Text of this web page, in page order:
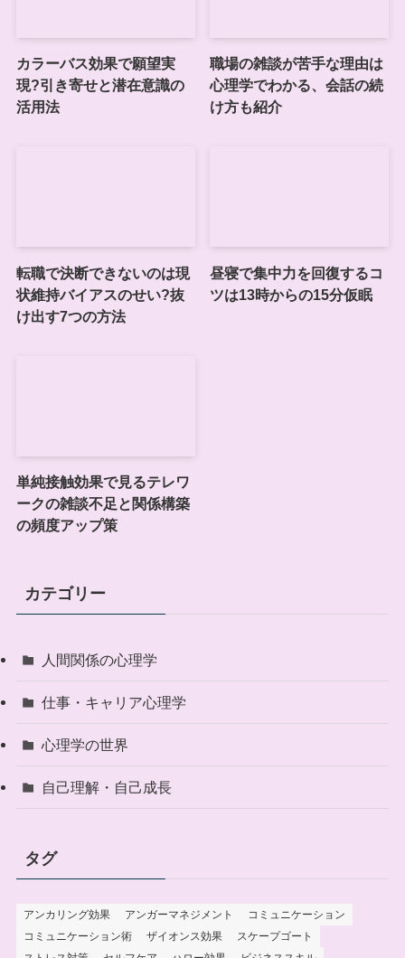
カラーバス効果で願望実
現?引き寄せと潜在意識の
活用法
職場の雑談が苦手な理由は
心理学でわかる、会話の続
け方も紹介
転職で決断できないのは現
状維持バイアスのせい?抜
け出す7つの方法
昼寝で集中力を回復するコ
ツは13時からの15分仮眠
単純接触効果で見るテレワ
ークの雑談不足と関係構築
の頻度アップ策
カテゴリー
人間関係の心理学
仕事・キャリア心理学
心理学の世界
自己理解・自己成長
タグ
アンカリング効果 アンガーマネジメント
コミュニケーション
コミュニケーション術
ザイオンス効果
スケープゴート